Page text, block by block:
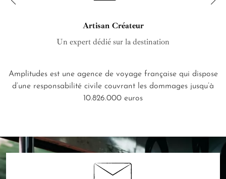
Artisan Créateur
Un expert dédié sur la destination
Amplitudes est une agence de voyage française qui dispose
d’une responsabilité civile couvrant les dommages jusqu’à
10.826.000 euros